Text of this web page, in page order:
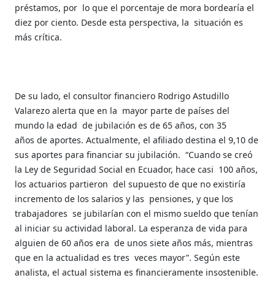
préstamos, por lo que el porcentaje de mora bordearía el
diez por ciento. Desde esta perspectiva, la situación es
más crítica.
De su lado, el consultor financiero Rodrigo Astudillo
Valarezo alerta que en la mayor parte de países del
mundo la edad de jubilación es de 65 años, con 35
años de aportes. Actualmente, el afiliado destina el 9,10 de
sus aportes para financiar su jubilación. “Cuando se creó
la Ley de Seguridad Social en Ecuador, hace casi 100 años,
los actuarios partieron del supuesto de que no existiría
incremento de los salarios y las pensiones, y que los
trabajadores se jubilarían con el mismo sueldo que tenían
al iniciar su actividad laboral. La esperanza de vida para
alguien de 60 años era de unos siete años más, mientras
que en la actualidad es tres veces mayor”. Según este
analista, el actual sistema es financieramente insostenible.